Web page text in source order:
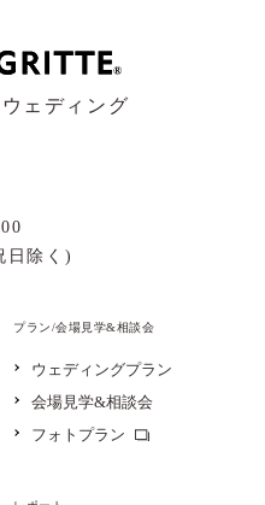
ェディング
日除く)
プラン/会場見学&相談会
ウェディングプラン
会場見学&相談会
フォトプラン